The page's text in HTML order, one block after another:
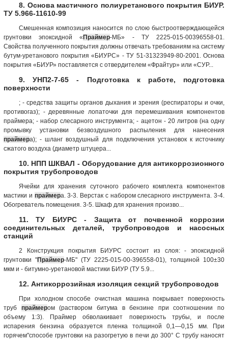
8. Основа мастичного полиуретанового покрытия БИУР.
ТУ 5.966-11610-99
Смешенная композиция наносится по слою быстроотверждающейся
грунтовки эпоксидной «Праймер-МБ» - ТУ 2225-015-00396558-01.
Свойства полученного покрытия должны отвечать требованиям на систему
бутум-уретанового покрытия «БИУРС» - ТУ 51-31323949-80-2001. Основа
покрытия «БИУР» поставляется с отвердителем «Фрайтур» или «СУР...
9. УНП2-7-65 - Подготовка к работе, подготовка
поверхности
; - средства защиты органов дыхания и зрения (респираторы и очки,
противогаз); - деревянные лопаточки для перемешивания компонентов
праймера; - набор слесарного инструмента; - ацетон - 20 литров (на одну
промывку установки безвоздушного распыления для нанесения
праймера); - шланг воздушный для подключения установок к источнику
сжатого воздуха (диаметр штуцера...
10. НПП ШКВАЛ - Оборудование для антикоррозионного
покрытия трубопроводов
Ячейки для хранения суточного рабочего комплекта компонентов
мастики и праймера. 3-3. Верстак с набором слесарного инструмента. 3-4.
Обогреватель помещения. 3-5. Шкаф для хранения произво...
11. ТУ БИУРС - Защита от почвенной коррозии
соединительных деталей, трубопроводов и насосных
станций
2 Конструкция покрытия БИУРС состоит из слоя: - эпоксидной
грунтовки "Праймер-МБ" (ТУ 2225-015-00-396558-01), толщиной 100±30
мкм и - битумно-уретановой мастики БИУР (ТУ 5.9...
12. Антикоррозийная изоляция секций трубопроводов
При холодном способе очистная машина покрывает поверхность
труб праймером (раствором битума в бензине при соотношении по
объему 1:3). Праймер обволакивает поверхность трубы, и после
испарения бензина образуется пленка толщиной 0,1—0,15 мм. При
горячем"способе грунтовки на разогретую в печи до 300° С трубу наносят